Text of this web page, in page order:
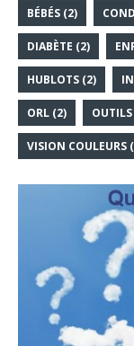
BÉBÉS (2)
DIABÈTE (2)
HUBLOTS (2)
ORL (2) OUTILS
VISION COULEURS